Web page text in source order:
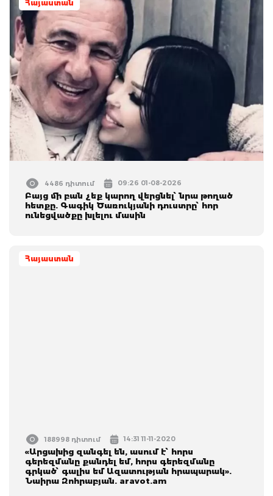
Հայաստան
4486 դիտում 09:26 01-08-2026
Բայց մի բան չեք կարող վերցնել՝ նրա թողած
հետքը. Գագիկ Ծառուկյանի դուստրը՝ հոր
ունեցվածքը խլելու մասին
Հայաստան
188998 դիտում 14:31 11-11-2020
«Արցախից զանգել են, ասում է՝ հորս
գերեզմանը քանդել եմ, հորս գերեզմանը
գրկած՝ գալիս եմ Ազատության հրապարակ».
Նաիրա Զոհրաբյան. aravot.am